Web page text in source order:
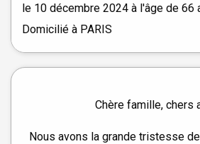
le 10 décembre 2024 à l'âge de 66
Domicilié à PARIS
Chère famille, chers
Nous avons la grande tristesse